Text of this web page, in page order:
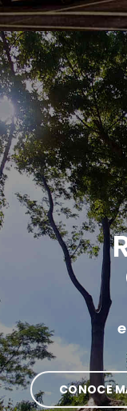
CONOCE